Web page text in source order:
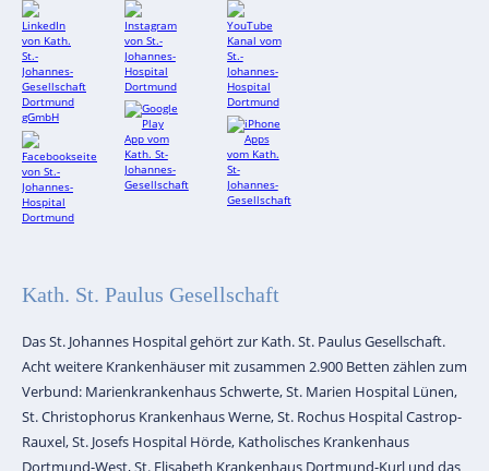
Kath. St. Paulus Gesellschaft
Das St. Johannes Hospital gehört zur Kath. St. Paulus Gesellschaft.
Acht weitere Krankenhäuser mit zusammen 2.900 Betten zählen zum
Verbund: Marienkrankenhaus Schwerte, St. Marien Hospital Lünen,
St. Christophorus Krankenhaus Werne, St. Rochus Hospital Castrop-
Rauxel, St. Josefs Hospital Hörde, Katholisches Krankenhaus
Dortmund-West, St. Elisabeth Krankenhaus Dortmund-Kurl und das